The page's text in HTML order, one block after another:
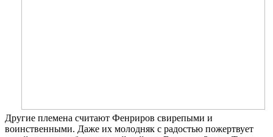
Другие племена считают Фенриров свирепыми и
воинственными. Даже их молодняк с радостью пожертвует